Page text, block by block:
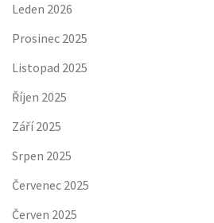
Leden 2026
Prosinec 2025
Listopad 2025
Říjen 2025
Září 2025
Srpen 2025
Červenec 2025
Červen 2025